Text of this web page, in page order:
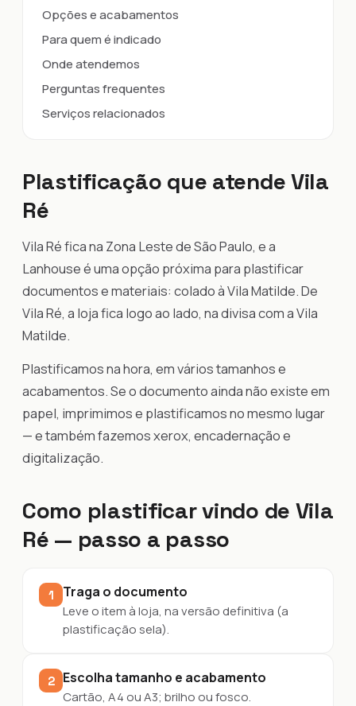
Opções e acabamentos
Para quem é indicado
Onde atendemos
Perguntas frequentes
Serviços relacionados
Plastificação que atende Vila
Ré
Vila Ré fica na Zona Leste de São Paulo, e a
Lanhouse é uma opção próxima para plastificar
documentos e materiais: colado à Vila Matilde. De
Vila Ré, a loja fica logo ao lado, na divisa com a Vila
Matilde.
Plastificamos na hora, em vários tamanhos e
acabamentos. Se o documento ainda não existe em
papel, imprimimos e plastificamos no mesmo lugar
— e também fazemos xerox, encadernação e
digitalização.
Como plastificar vindo de Vila
Ré — passo a passo
1 Traga o documento
Leve o item à loja, na versão definitiva (a
plastificação sela).
2 Escolha tamanho e acabamento
Cartão, A4 ou A3; brilho ou fosco.